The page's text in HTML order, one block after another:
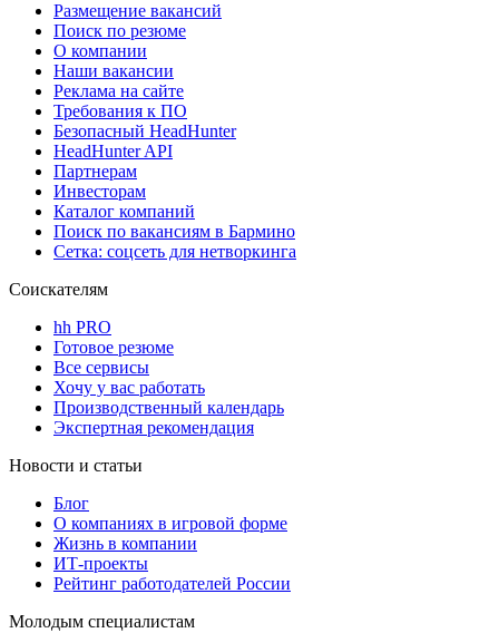
Размещение вакансий
Поиск по резюме
О компании
Наши вакансии
Реклама на сайте
Требования к ПО
Безопасный HeadHunter
HeadHunter API
Партнерам
Инвесторам
Каталог компаний
Поиск по вакансиям в Бармино
Сетка: соцсеть для нетворкинга
Соискателям
hh PRO
Готовое резюме
Все сервисы
Хочу у вас работать
Производственный календарь
Экспертная рекомендация
Новости и статьи
Блог
О компаниях в игровой форме
Жизнь в компании
ИТ-проекты
Рейтинг работодателей России
Молодым специалистам